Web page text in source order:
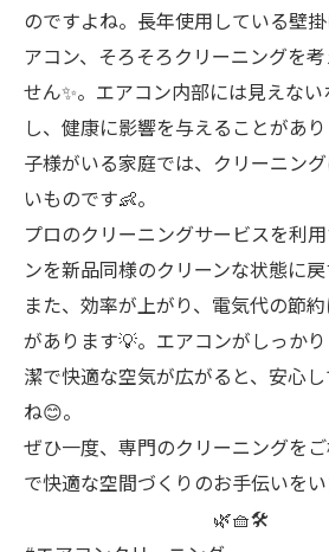
のですよね。長年使用している壁
アコン、そろそろクリーニングを
せん✨。エアコン内部には見えな
し、健康に影響を与えることがあ
子様がいる家庭では、クリーニン
いものです👶。
プロのクリーニングサービスを利
ンを新品同様のクリーンな状態に戻
また、効率が上がり、電気代の節
があります💡。エアコンがしっか
潔で快適な空気が広がると、安心
ね😊。
ぜひ一度、専門のクリーニングを
で快適な空間づくりのお手伝
🌿🧺🛠️